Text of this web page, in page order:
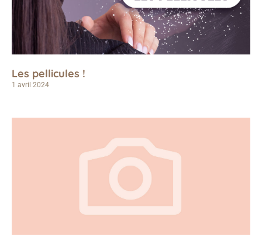
Les pellicules !
1 avril 2024